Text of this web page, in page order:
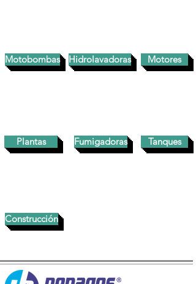
Motobombas Hidrolavadoras
Plantas Fumigadoras
Motores
Tanques
Construcción